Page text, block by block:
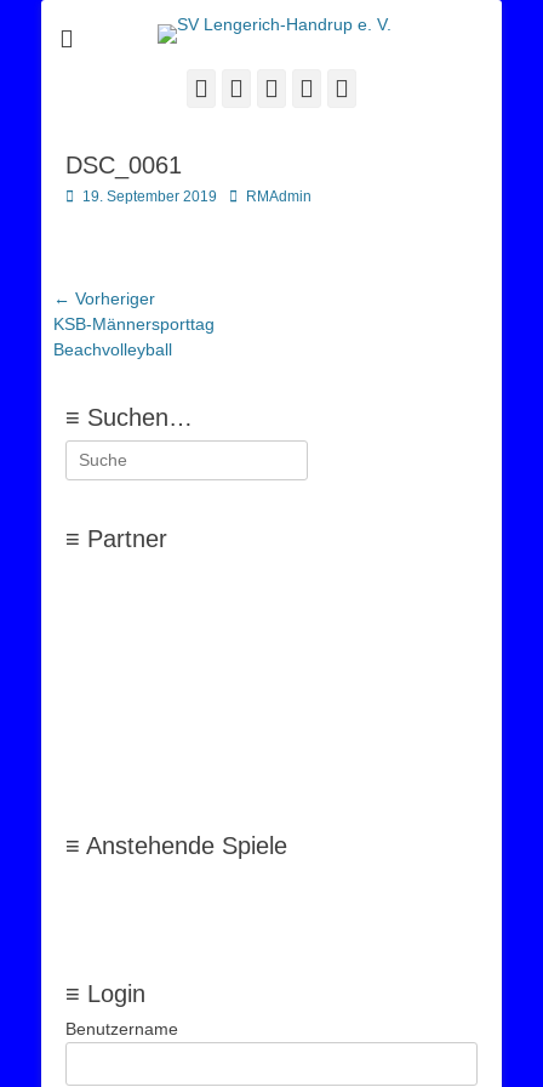
SV Lengerich-
Handrup e. V.
Sportverein Lengerich Handrup
Facebook
Twitter YouTube
DSC_0061
Posted
19. September 2019 AutorRMAdmin
Beitragsnavigation
← Vorheriger
Vorheriger
Beitrag:
KSB-Männersporttag
Beachvolleyball
≡ Suchen…
Suchen
nach:
≡ Partner
≡ Anstehende Spiele
≡ Login
Benutzername